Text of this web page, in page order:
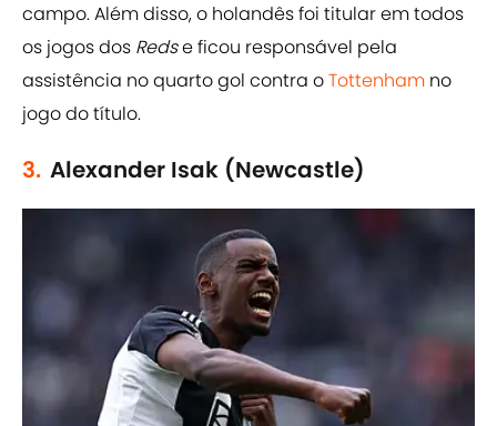
campo. Além disso, o holandês foi titular em todos
os jogos dos Redse ficou responsável pela
assistência no quarto gol contra oTottenham no
jogo do título.
3. Alexander Isak (Newcastle)